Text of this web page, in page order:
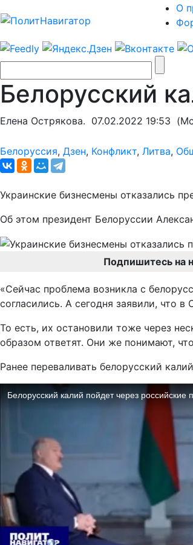
О
Белорусский
Елена Острякова. 07.02.2022 19:53
Белоруссия, Дзен, Конфликт, Литва,
Украинские бизнесмены отказались
Об этом президент Белоруссии
Подпишитесь на
«Сейчас проблема возникла с
согласились. А сегодня заявили, что
То есть, их остановили тоже через
образом ответят. Они же понимают,
Ранее переваливать белорусский